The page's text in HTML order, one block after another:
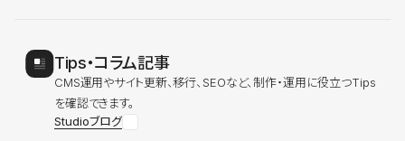
Tips・コラム記事
CMS運用やサイト更新、移行、SEOなど、制作・運用に役立つTips
を確認できます。
Studioブログ